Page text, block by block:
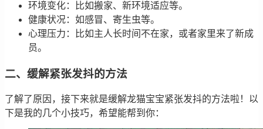
环境变化：比如搬家、新环境适应等。
健康状况：如感冒、寄生虫等。
心理压力：比如主人长时间不在家，或者家里来了新成
员。
二、缓解紧张发抖的方法
了解了原因，接下来就是缓解龙猫宝宝紧张发抖的方法啦！以
下是我的几个小技巧，希望能帮到你：